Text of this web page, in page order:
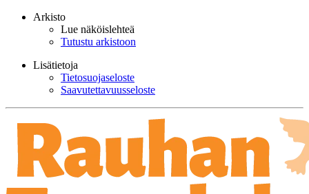
Arkisto
Lue näköislehteä
Tutustu arkistoon
Lisätietoja
Tietosuojaseloste
Saavutettavuusseloste